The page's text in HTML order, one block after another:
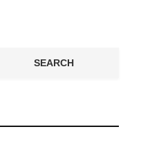
SEARCH